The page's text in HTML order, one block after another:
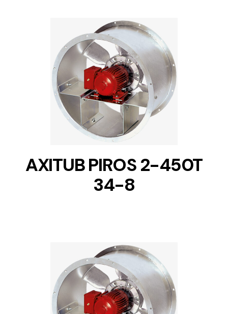
DETAILS
AXITUB PIROS 2-450T
34-8
DETAILS